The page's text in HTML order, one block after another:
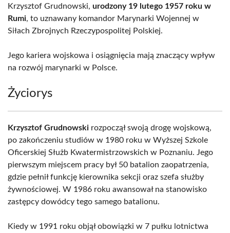
Krzysztof Grudnowski, urodzony 19 lutego 1957 roku w
Rumi, to uznawany komandor Marynarki Wojennej w
Siłach Zbrojnych Rzeczypospolitej Polskiej.
Jego kariera wojskowa i osiągnięcia mają znaczący wpływ
na rozwój marynarki w Polsce.
Życiorys
Krzysztof Grudnowski rozpoczął swoją drogę wojskową,
po zakończeniu studiów w 1980 roku w Wyższej Szkole
Oficerskiej Służb Kwatermistrzowskich w Poznaniu. Jego
pierwszym miejscem pracy był 50 batalion zaopatrzenia,
gdzie pełnił funkcję kierownika sekcji oraz szefa służby
żywnościowej. W 1986 roku awansował na stanowisko
zastępcy dowódcy tego samego batalionu.
Kiedy w 1991 roku objął obowiązki w 7 pułku lotnictwa